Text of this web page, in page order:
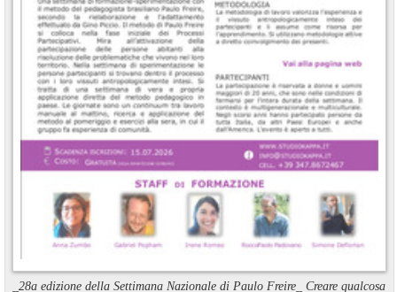
_28a edizione della Settimana Nazionale di Paulo Freire_ Creare qualcosa